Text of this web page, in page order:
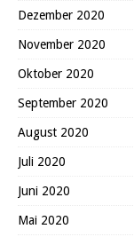
Dezember 2020
November 2020
Oktober 2020
September 2020
August 2020
Juli 2020
Juni 2020
Mai 2020